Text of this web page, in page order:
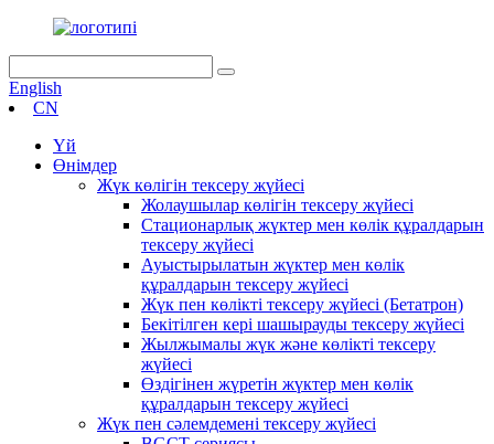
English
CN
Үй
Өнімдер
Жүк көлігін тексеру жүйесі
Жолаушылар көлігін тексеру жүйесі
Стационарлық жүктер мен көлік құралдарын
тексеру жүйесі
Ауыстырылатын жүктер мен көлік
құралдарын тексеру жүйесі
Жүк пен көлікті тексеру жүйесі (Бетатрон)
Бекітілген кері шашырауды тексеру жүйесі
Жылжымалы жүк және көлікті тексеру
жүйесі
Өздігінен жүретін жүктер мен көлік
құралдарын тексеру жүйесі
Жүк пен сәлемдемені тексеру жүйесі